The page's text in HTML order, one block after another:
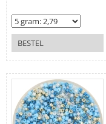
BESTEL